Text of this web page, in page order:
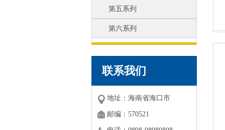
第五系列
第六系列
联系我们
地址：海南省海口市
邮编：570521